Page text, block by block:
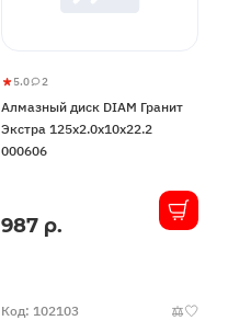
Алмазный
диск
DIAM
000606
5.0
5
2 2
Алмазный диск DIAM Гранит
Экстра 125x2.0x10x22.2
000606
В
987 р.
Код: 102103